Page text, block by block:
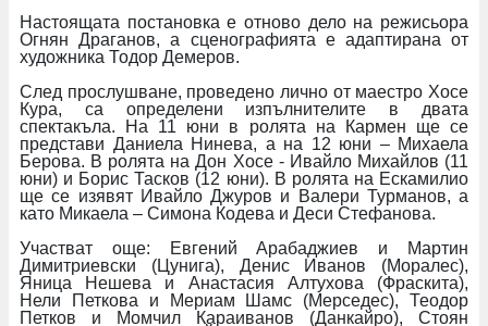
Настоящата постановка е отново дело на режисьора
Огнян Драганов, а сценографията е адаптирана от
художника Тодор Демеров.
След прослушване, проведено лично от маестро Хосе
Кура, са определени изпълнителите в двата
спектакъла. На 11 юни в ролята на Кармен ще се
представи Даниела Нинева, а на 12 юни – Михаела
Берова. В ролята на Дон Хосе - Ивайло Михайлов (11
юни) и Борис Тасков (12 юни). В ролята на Ескамилио
ще се изявят Ивайло Джуров и Валери Турманов, а
като Микаела – Симона Кодева и Деси Стефанова.
Участват още: Евгений Арабаджиев и Мартин
Димитриевски (Цунига), Денис Иванов (Моралес),
Яница Нешева и Анастасия Алтухова (Фраскита),
Нели Петкова и Мериам Шамс (Мерседес), Теодор
Петков и Момчил Караиванов (Данкайро), Стоян